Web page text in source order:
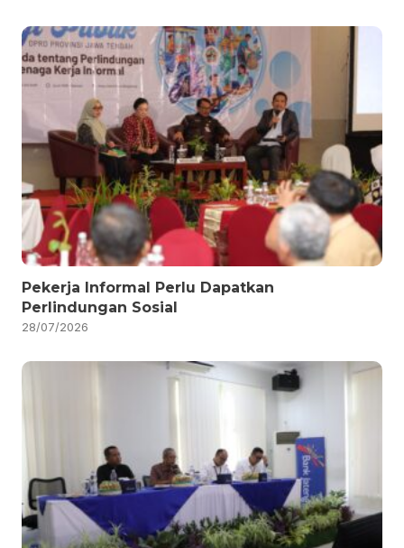
Pekerja Informal Perlu Dapatkan
Perlindungan Sosial
28/07/2026